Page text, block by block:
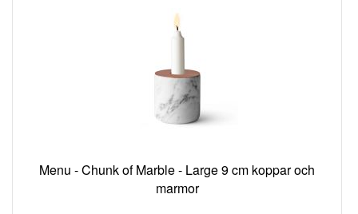
Menu - Chunk of Marble - Large 9 cm koppar och
marmor